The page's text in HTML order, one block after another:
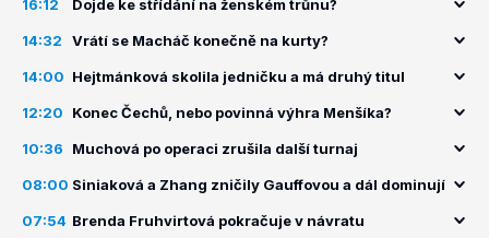
16:12 Dojde ke střídání na ženském trůnu?
14:32 Vrátí se Macháč konečně na kurty?
14:00 Hejtmánková skolila jedničku a má druhý titul
12:20 Konec Čechů, nebo povinná výhra Menšíka?
10:36 Muchová po operaci zrušila další turnaj
08:00 Siniaková a Zhang zničily Gauffovou a dál dominují
07:54 Brenda Fruhvirtová pokračuje v návratu